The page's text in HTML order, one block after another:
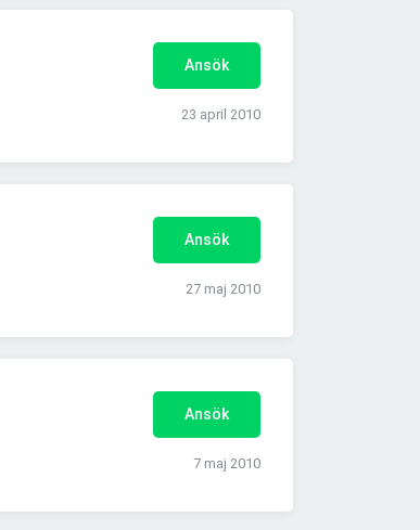
Ansök
23 april 2010
Ansök
27 maj 2010
Ansök
7 maj 2010